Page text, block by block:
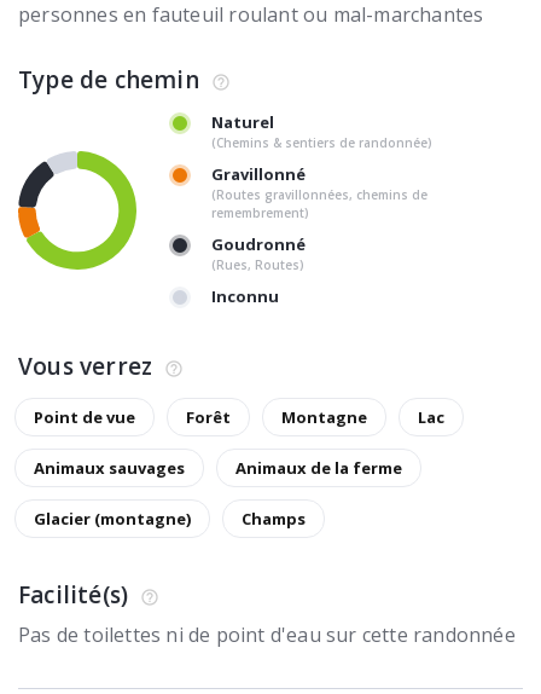
personnes en fauteuil roulant ou mal-marchantes
Type de chemin
Naturel
(Chemins & sentiers de randonnée)
Gravillonné
(Routes gravillonnées, chemins de
remembrement)
Goudronné
(Rues, Routes)
Inconnu
Vous verrez
Point de vue Forêt Montagne Lac
Animaux sauvages Animaux de la ferme
Glacier (montagne) Champs
Facilité(s)
Pas de toilettes ni de point d'eau sur cette randonnée